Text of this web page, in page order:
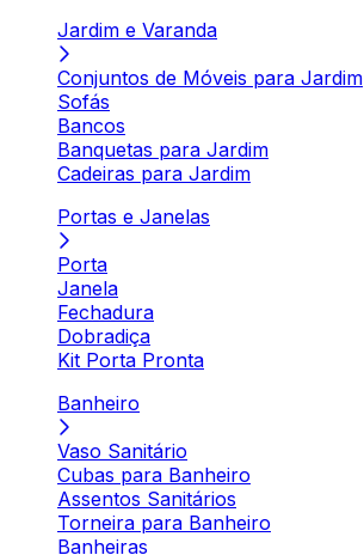
Jardim e Varanda
Conjuntos de Móveis para Jardim
Sofás
Bancos
Banquetas para Jardim
Cadeiras para Jardim
Portas e Janelas
Porta
Janela
Fechadura
Dobradiça
Kit Porta Pronta
Banheiro
Vaso Sanitário
Cubas para Banheiro
Assentos Sanitários
Torneira para Banheiro
Banheiras